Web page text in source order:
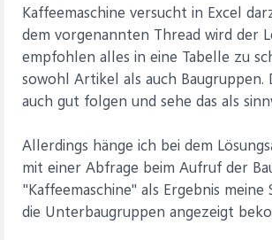
Kaffeemaschine versucht in Excel
dem vorgenannten Thread wird der
empfohlen alles in eine Tabelle zu
sowohl Artikel als auch Baugruppen.
auch gut folgen und sehe das als
Allerdings hänge ich bei dem
mit einer Abfrage beim Aufruf der
"Kaffeemaschine" als Ergebnis meine
die Unterbaugruppen angezeigt